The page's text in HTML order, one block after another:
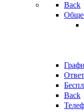
Back
Back